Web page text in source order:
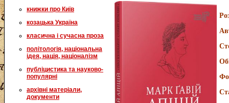
книжки про Київ
козацька Україна
класична і сучасна проза
політологія, національна
ідея, нація, націоналізм
публіцистика та науково-
популярні
архівні матеріали,
документи